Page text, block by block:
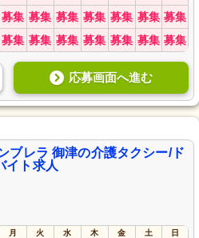
募集 募集 募集 募集 募集 募集 募集
募集 募集 募集 募集 募集 募集 募集
応募画面へ進む
ブレラ 御津の介護タクシー/ド
イト求人
月 火 水 木 金 土 日